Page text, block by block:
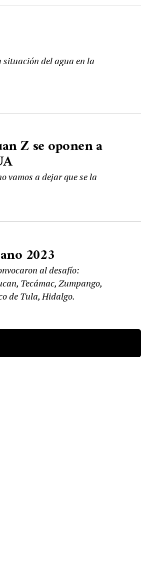
del agua en la
Z se oponen a
vamos a dejar que se la
2023
al desafío:
Tecámac, Zumpango,
de Tula, Hidalgo.